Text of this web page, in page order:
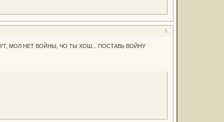
5
МОЛ НЕТ ВОЙНЫ, ЧО ТЫ ХОШ... ПОСТАВЬ ВОЙНУ